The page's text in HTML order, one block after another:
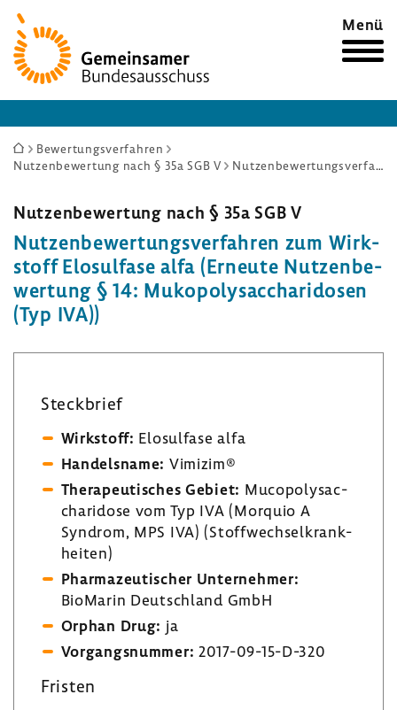
Zur
Startseite
Menü
Sie
sind
Bewertungsverfahren
Nutzenbewertung nach § 35a SGB V
Nutzenbewertungsverfahren zum Wirkstoff Elosulfase alfa (Erneute Nutzenbewertung § 14: Mukopolysaccharidosen (Typ IVA))
Nutzen­be­wer­tung nach § 35a SGB V
Nutzen­be­wer­tungs­ver­fahren zum Wirk­
stoff Elosul­fase alfa (Erneute Nutzen­be­
wer­tung § 14: Muko­po­lys­ac­cha­ri­dosen
(Typ IVA))
Steck­brief
Wirk­stoff: Elosul­fase alfa
Handels­name: Vimizim®
Thera­peu­ti­sches Gebiet: Muco­po­lys­ac­
cha­ri­dose vom Typ IVA (Morquio A
Syndrom, MPS IVA) (Stoff­wech­sel­krank­
heiten)
Phar­ma­zeu­ti­scher Unter­nehmer:
BioMarin Deutsch­land GmbH
Orphan Drug: ja
Vorgangs­nummer: 2017-​09-15-D-320
Fristen